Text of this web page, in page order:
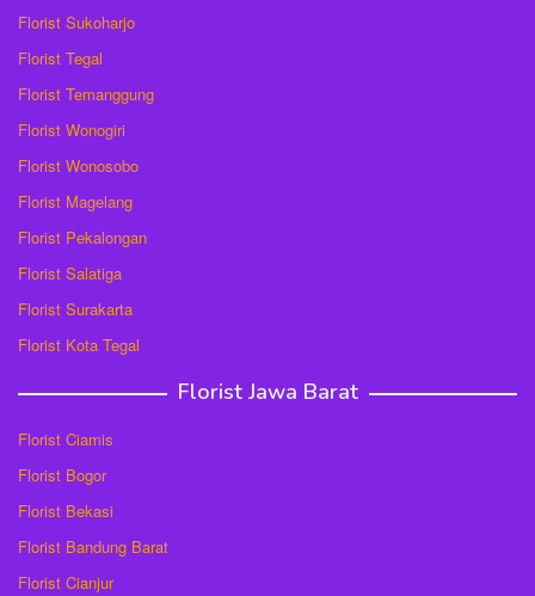
Florist Sukoharjo
Florist Tegal
Florist Temanggung
Florist Wonogiri
Florist Wonosobo
Florist Magelang
Florist Pekalongan
Florist Salatiga
Florist Surakarta
Florist Kota Tegal
Florist Jawa Barat
Florist Ciamis
Florist Bogor
Florist Bekasi
Florist Bandung Barat
Florist Cianjur